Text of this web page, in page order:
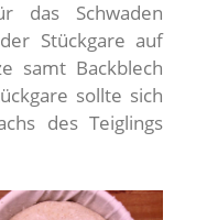
das Schwaden
Stückgare auf
samt Backblech
sollte sich
des Teiglings